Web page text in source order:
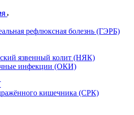
рефлюксная болезнь (ГЭРБ)
язвенный колит (НЯК)
инфекции (ОКИ)
кишечника (СРК)